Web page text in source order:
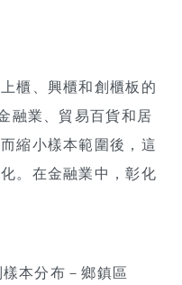
櫃、興櫃和創櫃板的
融業、貿易百貨和居
縮小樣本範圍後，這
。在金融業中，彰化
本分布－鄉鎮區